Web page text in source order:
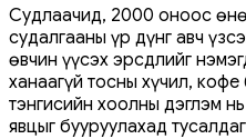
Судлаачид, 2000 оноос
судалгааны үр дүнг авч
өвчин үүсэх эрсдлийг
ханаагүй тосны хүчил,
тэнгисийн хоолны дэглэм
явцыг бууруулахад